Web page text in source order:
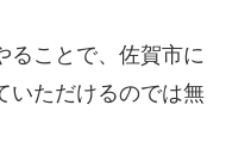
ることで、佐賀市に
いただけるのでは無